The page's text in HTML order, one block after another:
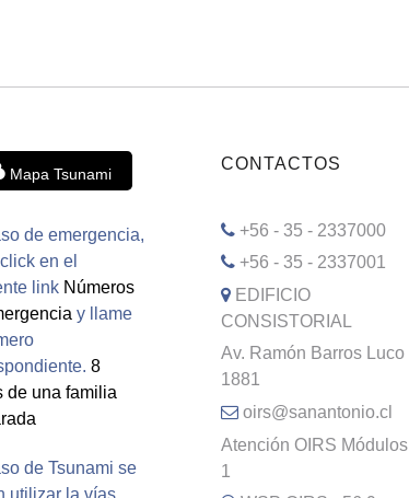
Mapa Tsunami
de emergencia,
en el
link Números
y llame
8
de una familia
de Tsunami se
utilizar la vías
CONTACTOS
+56 - 35 - 2337000
+56 - 35 - 2337001
EDIFICIO
CONSISTORIAL
Av. Ramón Barros Luco
1881
oirs@sanantonio.cl
Atención OIRS Módulos
1